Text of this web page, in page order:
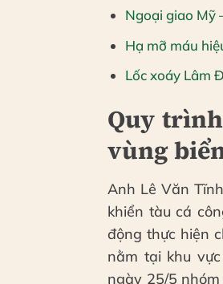
Ngoại giao Mỹ
Hạ mỡ máu
Lốc xoáy Lâm
Quy
vùng
Anh Lê Văn
khiển tàu cá
động thực hiện
nằm tại khu
ngày 25/5